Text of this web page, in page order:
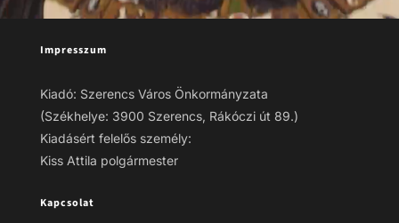
Impresszum
Kiadó: Szerencs Város Önkormányzata
(Székhelye: 3900 Szerencs, Rákóczi út 89.)
Kiadásért felelős személy:
Kiss Attila polgármester
Kapcsolat